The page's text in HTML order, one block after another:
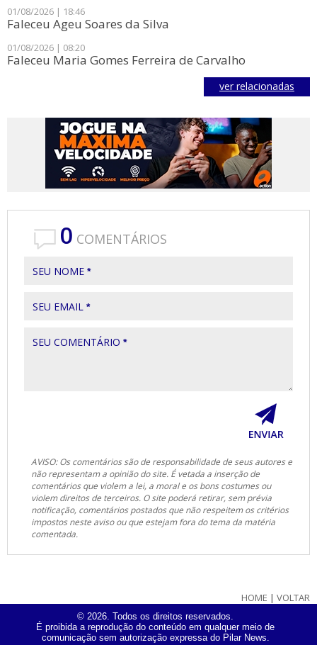
01/08/2026 | 18:46
Faleceu Ageu Soares da Silva
01/08/2026 | 08:20
Faleceu Maria Gomes Ferreira de Carvalho
ver relacionadas
0 COMENTÁRIOS
SEU NOME *
SEU EMAIL *
SEU COMENTÁRIO *
AVISO: Os comentários são de responsabilidade de seus autores e
não representam a opinião do site. É vetada a inserção de
comentários que violem a lei, a moral e os bons costumes ou
violem direitos de terceiros. O site poderá retirar, sem prévia
notificação, comentários postados que não respeitem os critérios
impostos neste aviso ou que estejam fora do tema da matéria
comentada.
HOME | VOLTAR
© 2026. Todos os direitos reservados.
É proibida a reprodução do conteúdo em qualquer meio de
comunicação sem autorização expressa do Pilar News.